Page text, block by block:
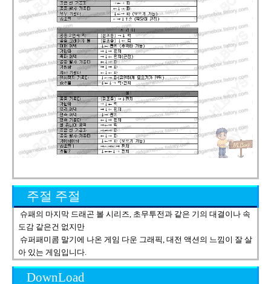
주절 주절
슈패의 마지막 드래곤 볼 시리즈, 초무투전과 같은 기의 대결이나 속
도감 같은건 없지만
슈퍼패미콤 말기에 나온 게임 다운 그래픽, 대전 액션의 느낌이 잘 살
아 있는 게임입니다.
DownLoad